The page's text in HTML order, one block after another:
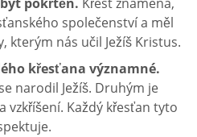
společenství a měl
kterým nás učil Ježíš Kristus.
křesťana významné.
narodil Ježíš. Druhým je
vzkříšení. Každý křesťan tyto